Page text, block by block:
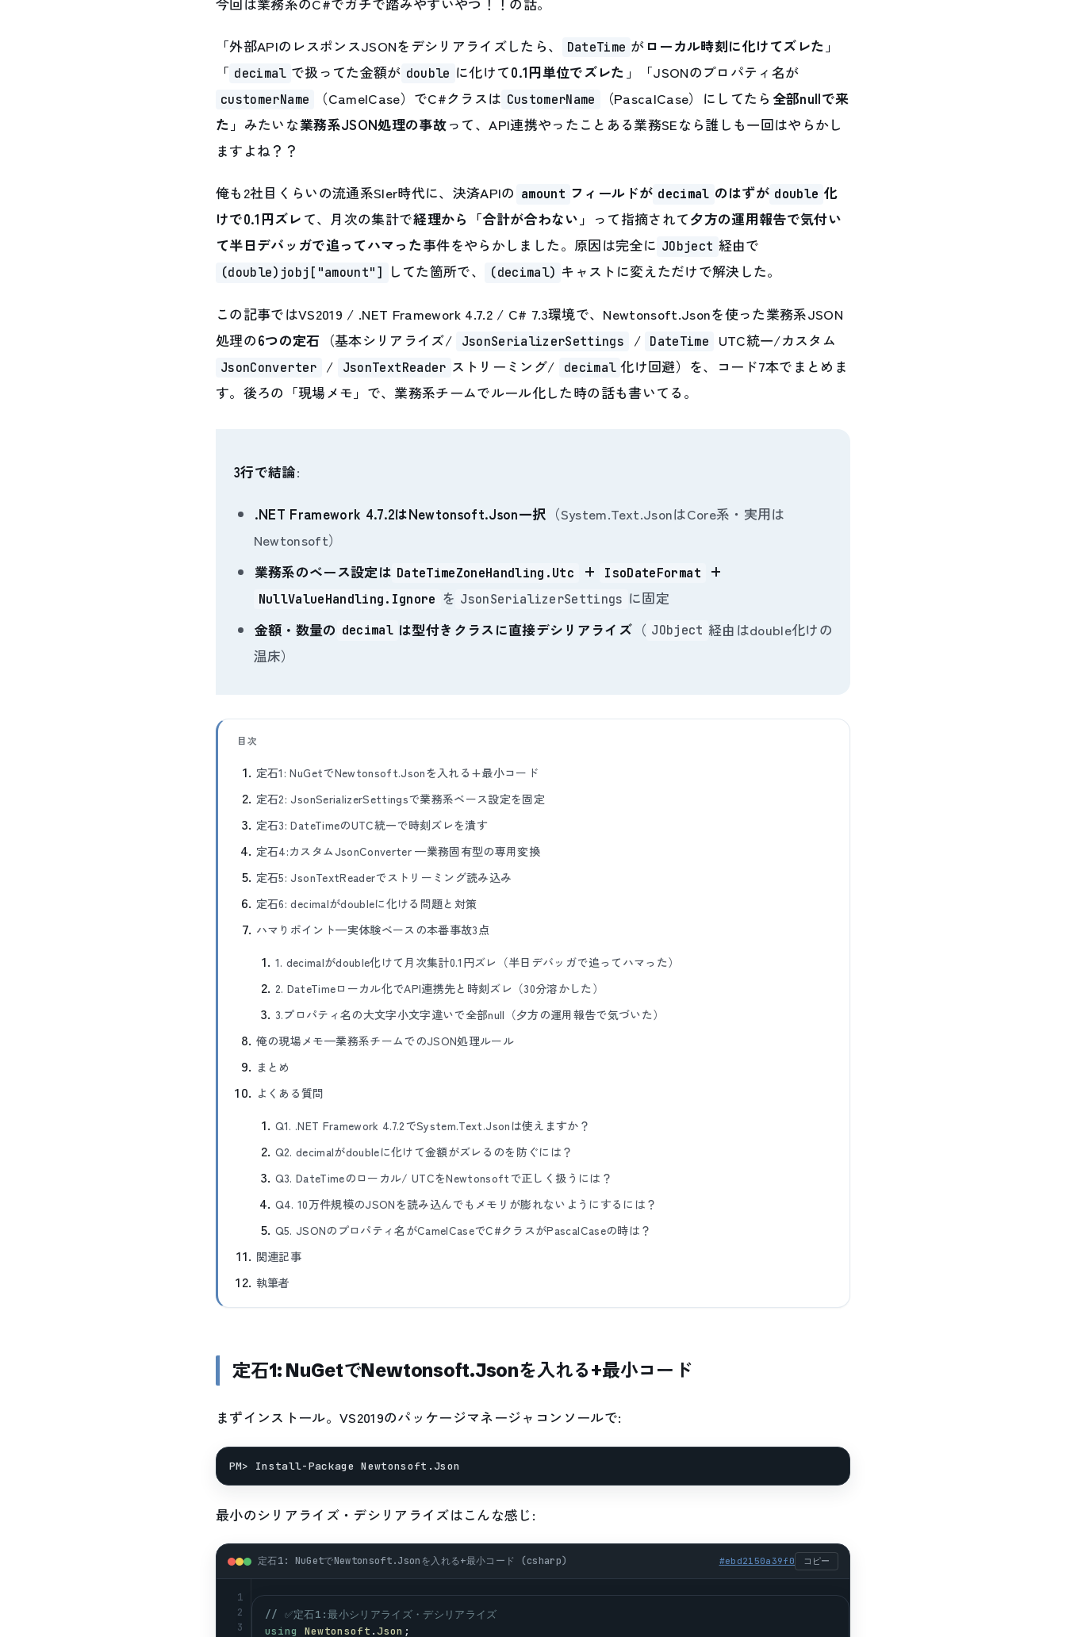
「外部APIのレスポンスJSONをデシリアライズしたら、 DateTime が ローカル時刻に化けてズレた 」
「 decimal で扱ってた金額が double に化けて0.1円単位でズレた 」「JSONのプロパティ名が
customerName （CamelCase）でC#クラスは CustomerName （PascalCase）にしてたら 全部nullで来
た 」みたいな業務系JSON処理の事故って、API連携やったことある業務SEなら誰しも一回はやらかし
ますよね？？
俺も2社目くらいの流通系SIer時代に、決済APIの amount フィールドが decimal のはずが double 化
けで0.1円ズレ て、月次の集計で経理から「合計が合わない」 って指摘されて夕方の運用報告で気付い
て半日デバッガで追ってハマった事件をやらかしました。原因は完全に JObject 経由で
(double)jobj["amount"] してた箇所で、 (decimal) キャストに変えただけで解決した。
この記事ではVS2019 / .NET Framework 4.7.2 / C# 7.3環境で、Newtonsoft.Jsonを使った業務系JSON
処理の6つの定石 （基本シリアライズ/ JsonSerializerSettings / DateTime UTC統一/カスタム
JsonConverter / JsonTextReader ストリーミング/ decimal 化け回避）を、コード7本でまとめま
す。後ろの「現場メモ」で、業務系チームでルール化した時の話も書いてる。
3行で結論:
.NET Framework 4.7.2はNewtonsoft.Json一択 （System.Text.JsonはCore系・実用は
Newtonsoft）
業務系のベース設定は DateTimeZoneHandling.Utc + IsoDateFormat +
NullValueHandling.Ignore を JsonSerializerSettings に固定
金額・数量の decimal は型付きクラスに直接デシリアライズ （ JObject 経由はdouble化けの
温床）
目次
定石1: NuGetでNewtonsoft.Jsonを入れる+最小コード
定石2: JsonSerializerSettingsで業務系ベース設定を固定
定石3: DateTimeのUTC統一で時刻ズレを潰す
定石4:カスタムJsonConverter —業務固有型の専用変換
定石5: JsonTextReaderでストリーミング読み込み
定石6: decimalがdoubleに化ける問題と対策
ハマりポイント—実体験ベースの本番事故3点
1. decimalがdouble化けて月次集計0.1円ズレ（半日デバッガで追ってハマった）
2. DateTimeローカル化でAPI連携先と時刻ズレ（30分溶かした）
3.プロパティ名の大文字小文字違いで全部null（夕方の運用報告で気づいた）
俺の現場メモ—業務系チームでのJSON処理ルール
まとめ
よくある質問
Q1. .NET Framework 4.7.2でSystem.Text.Jsonは使えますか？
Q2. decimalがdoubleに化けて金額がズレるのを防ぐには？
Q3. DateTimeのローカル/ UTCをNewtonsoftで正しく扱うには？
Q4. 10万件規模のJSONを読み込んでもメモリが膨れないようにするには？
Q5. JSONのプロパティ名がCamelCaseでC#クラスがPascalCaseの時は？
関連記事
執筆者
定石1: NuGetでNewtonsoft.Jsonを入れる+最小コード
まずインストール。VS2019のパッケージマネージャコンソールで:
最小のシリアライズ・デシリアライズはこんな感じ:
定石1: NuGetでNewtonsoft.Jsonを入れる+最小コード (csharp) #ebd2150a39f0 コピー
1
2
3
// ✅定石1:最小シリアライズ・デシリアライズ
using
Newtonsoft .Json ;